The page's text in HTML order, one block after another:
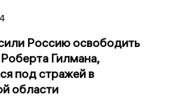
Россию освободить
Гилмана,
под стражей в
области